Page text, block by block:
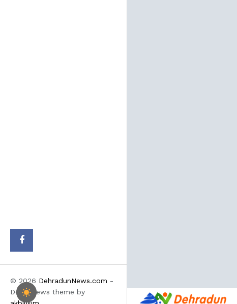
© 2026 DehradunNews.com -
Doon News theme by